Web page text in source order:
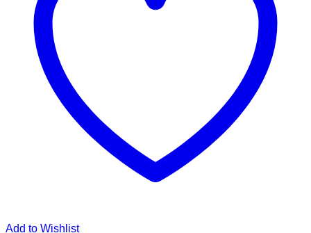
Add to Wishlist